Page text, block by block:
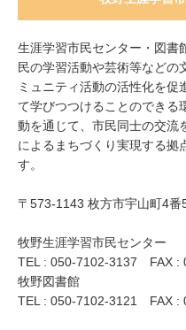
生涯学習市民センター・図書
民の学習活動や芸術等などの
ミュニティ活動の活性化を促
て学びつつけることのできる
動を通じて、市民同士の交流
によるまちづくり実現する拠
す。
〒573-1143 枚方市宇山町4番
牧野生涯学習市民センター
TEL : 050-7102-3137 FAX :
牧野図書館
TEL : 050-7102-3121 FAX :